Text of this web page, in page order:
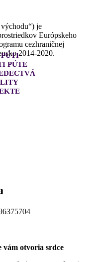
je
Európskeho
cezhraničnej
2014-2020.
PÚTE
vám otvoria srdce